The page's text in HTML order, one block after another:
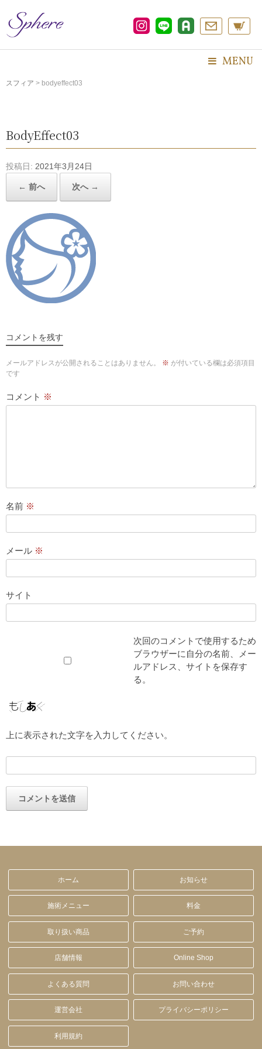
テ
ス
MENU
スフィア > bodyeffect03
BodyEffect03
投稿日: 2021年3月24日
← 前へ 次へ →
コメントを残す
メールアドレスが公開されることはありません。 ※ が付いている欄は必須項目
です
コメント ※
名前 ※
メール ※
サイト
次回のコメントで使用するため
ブラウザーに自分の名前、メー
ルアドレス、サイトを保存す
る。
上に表示された文字を入力してください。
ホーム お知らせ
施術メニュー 料金
取り扱い商品 ご予約
店舗情報 Online Shop
よくある質問 お問い合わせ
運営会社 プライバシーポリシー
利用規約